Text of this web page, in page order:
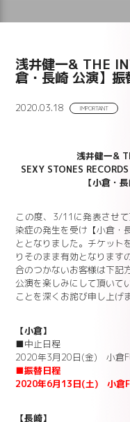
浅井健一& THE
倉・長崎 公演】
2020.03.18 IMPORTANT
浅井健一&
SEXY STONES
【小倉・
この度、3/11に発表させ
染症の発生を受け【小倉・
ととなりました。チケット
りそのまま有効となります
合のつかないお客様は下記
公演を楽しみにして頂いて
ことを深くお詫び申し上げ
【小倉】
■中止日程
2020年3月20日(金) 小
■振替日程
2020年6月13日(土) 小
【長崎】